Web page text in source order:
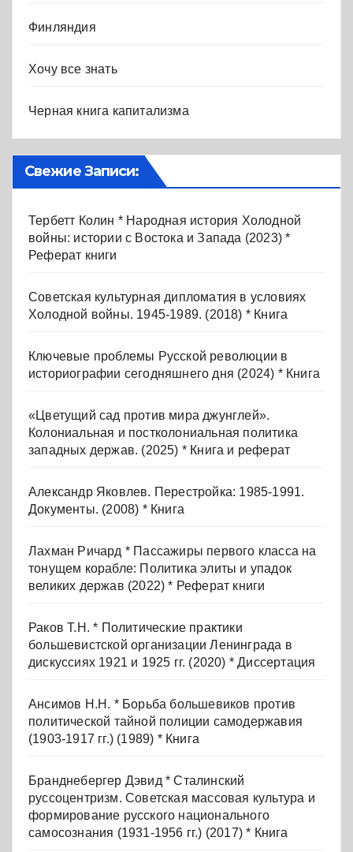
Финляндия
Хочу все знать
Черная книга капитализма
Свежие Записи:
Тербетт Колин * Народная история Холодной
войны: истории с Востока и Запада (2023) *
Реферат книги
Советская культурная дипломатия в условиях
Холодной войны. 1945-1989. (2018) * Книга
Ключевые проблемы Русской революции в
историографии сегодняшнего дня (2024) * Книга
«Цветущий сад против мира джунглей».
Колониальная и постколониальная политика
западных держав. (2025) * Книга и реферат
Александр Яковлев. Перестройка: 1985-1991.
Документы. (2008) * Книга
Лахман Ричард * Пассажиры первого класса на
тонущем корабле: Политика элиты и упадок
великих держав (2022) * Реферат книги
Раков Т.Н. * Политические практики
большевистской организации Ленинграда в
дискуссиях 1921 и 1925 гг. (2020) * Диссертация
Ансимов Н.Н. * Борьба большевиков против
политической тайной полиции самодержавия
(1903-1917 гг.) (1989) * Книга
Бранднебергер Дэвид * Сталинский
руссоцентризм. Советская массовая культура и
формирование русского национального
самосознания (1931-1956 гг.) (2017) * Книга